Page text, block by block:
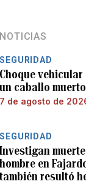
NOTICIAS
SEGURIDAD
Choque vehicular
un caballo muerto
7 de agosto de
SEGURIDAD
Investigan
hombre en
también resultó